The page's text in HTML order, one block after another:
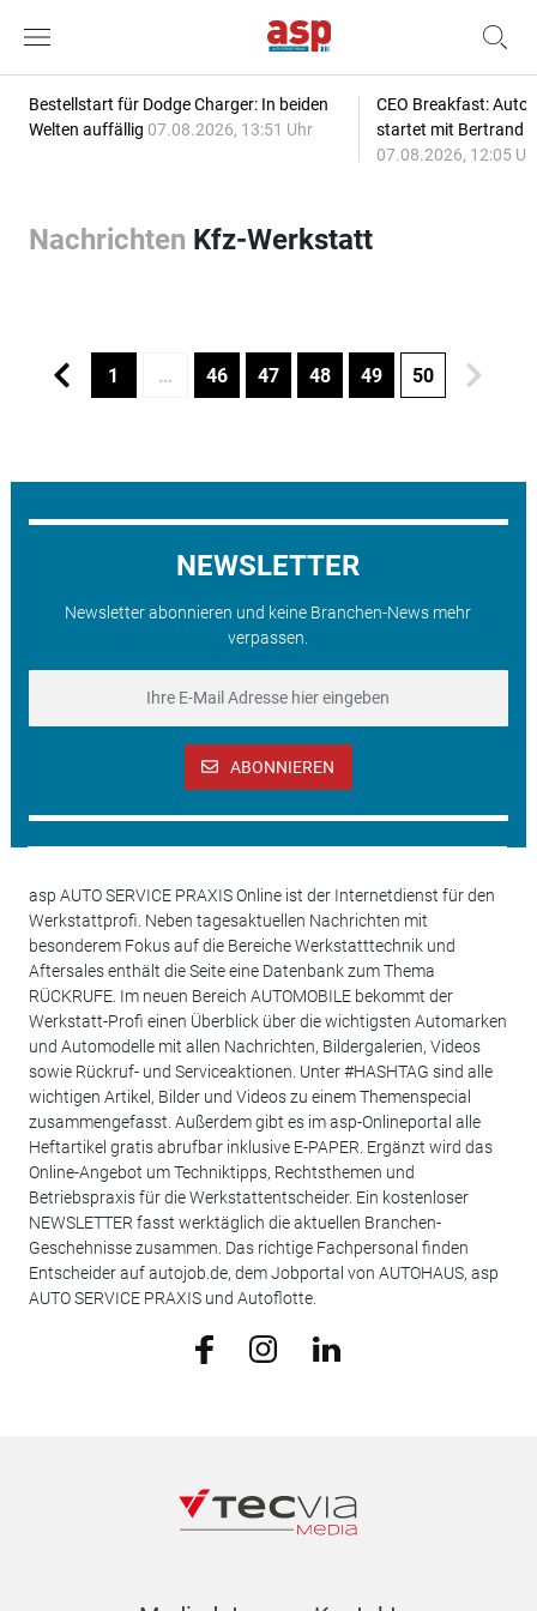
Bestellstart für Dodge Charger: In beiden
Welten auffällig 07.08.2026, 13:51 Uhr
CEO Breakfast:
startet mit Bertrand
07.08.2026, 12:05
Nachrichten Kfz-Werkstatt
1 … 46 47 48 49 50
NEWSLETTER
Newsletter abonnieren und keine Branchen-News mehr
verpassen.
ABONNIEREN
asp AUTO SERVICE PRAXIS Online ist der Internetdienst für den
Werkstattprofi. Neben tagesaktuellen Nachrichten mit
besonderem Fokus auf die Bereiche Werkstatttechnik und
Aftersales enthält die Seite eine Datenbank zum Thema
RÜCKRUFE. Im neuen Bereich AUTOMOBILE bekommt der
Werkstatt-Profi einen Überblick über die wichtigsten Automarken
und Automodelle mit allen Nachrichten, Bildergalerien, Videos
sowie Rückruf- und Serviceaktionen. Unter #HASHTAG sind alle
wichtigen Artikel, Bilder und Videos zu einem Themenspecial
zusammengefasst. Außerdem gibt es im asp-Onlineportal alle
Heftartikel gratis abrufbar inklusive E-PAPER. Ergänzt wird das
Online-Angebot um Techniktipps, Rechtsthemen und
Betriebspraxis für die Werkstattentscheider. Ein kostenloser
NEWSLETTER fasst werktäglich die aktuellen Branchen-
Geschehnisse zusammen. Das richtige Fachpersonal finden
Entscheider auf autojob.de, dem Jobportal von AUTOHAUS, asp
AUTO SERVICE PRAXIS und Autoflotte.